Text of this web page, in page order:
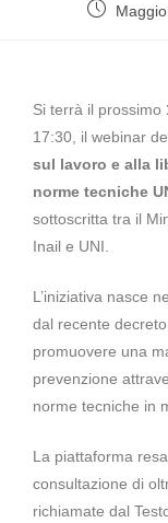
Si terrà il prossimo
17:30, il webinar
sul lavoro e alla
norme tecniche
sottoscritta tra il
Inail e UNI.
L’iniziativa nasce
dal recente
promuovere una
prevenzione
norme tecniche in
La piattaforma
consultazione di
richiamate dal